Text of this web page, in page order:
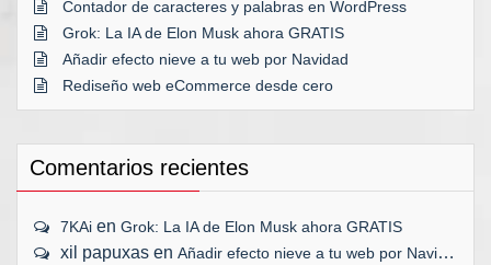
Contador de caracteres y palabras en WordPress
Grok: La IA de Elon Musk ahora GRATIS
Añadir efecto nieve a tu web por Navidad
Rediseño web eCommerce desde cero
Comentarios recientes
7KAi en Grok: La IA de Elon Musk ahora GRATIS
xil papuxas en Añadir efecto nieve a tu web por Navidad